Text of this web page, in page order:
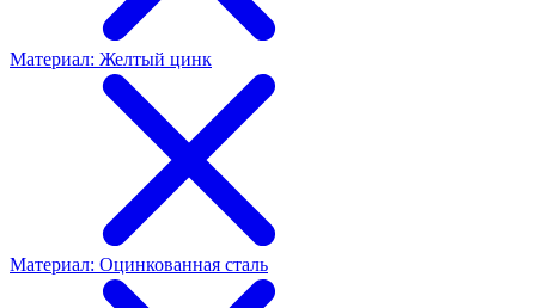
Материал: Желтый цинк
Материал: Оцинкованная сталь